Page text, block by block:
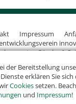
der Bereitstellung
erklären Sie
Cookiessetzen.
und Impressum!
Impressum
Gössler &